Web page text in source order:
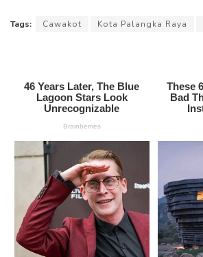
Tags: Cawakot Kota Palangka Raya